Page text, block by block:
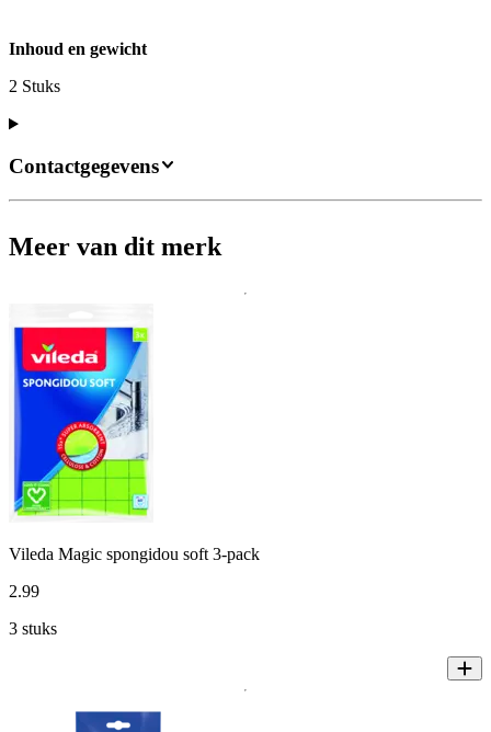
Inhoud en gewicht
2 Stuks
Contactgegevens
Meer van dit merk
Vileda Magic spongidou soft 3-pack
2.99
3 stuks